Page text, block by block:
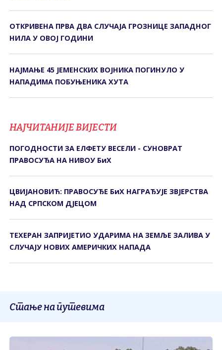
ОТКРИВЕНА ПРВА ДВА СЛУЧАЈА ГРОЗНИЦЕ ЗАПАДНОГ
НИЛА У ОВОЈ ГОДИНИ
НАЈМАЊЕ 45 ЈЕМЕНСКИХ ВОЈНИКА ПОГИНУЛО У
НАПАДИМА ПОБУЊЕНИКА ХУТА
НАЈЧИТАНИЈЕ ВИЈЕСТИ
ПОГОДНОСТИ ЗА ЕЛФЕТУ ВЕСЕЛИ - СУНОВРАТ
ПРАВОСУЂА НА НИВОУ БиХ
ЦВИЈАНОВИЋ: ПРАВОСУЂЕ БиХ НАГРАЂУЈЕ ЗВЈЕРСТВА
НАД СРПСКОМ ДЈЕЦОМ
ТЕХЕРАН ЗАПРИЈЕТИО УДАРИМА НА ЗЕМЉЕ ЗАЛИВА У
СЛУЧАЈУ НОВИХ АМЕРИЧКИХ НАПАДА
Стање на путевима